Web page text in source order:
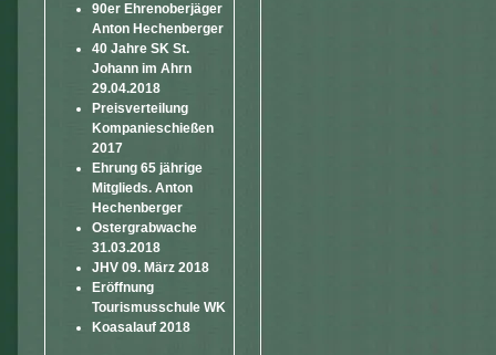
90er Ehrenoberjäger
Anton Hechenberger
40 Jahre SK St.
Johann im Ahrn
29.04.2018
Preisverteilung
Kompanieschießen
2017
Ehrung 65 jährige
Mitglieds. Anton
Hechenberger
Ostergrabwache
31.03.2018
JHV 09. März 2018
Eröffnung
Tourismusschule WK
Koasalauf 2018